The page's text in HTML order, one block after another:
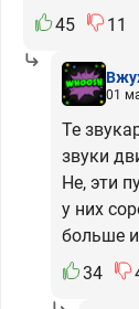
45
11
01
Те
звуки
Не, эти
у них
больше
34